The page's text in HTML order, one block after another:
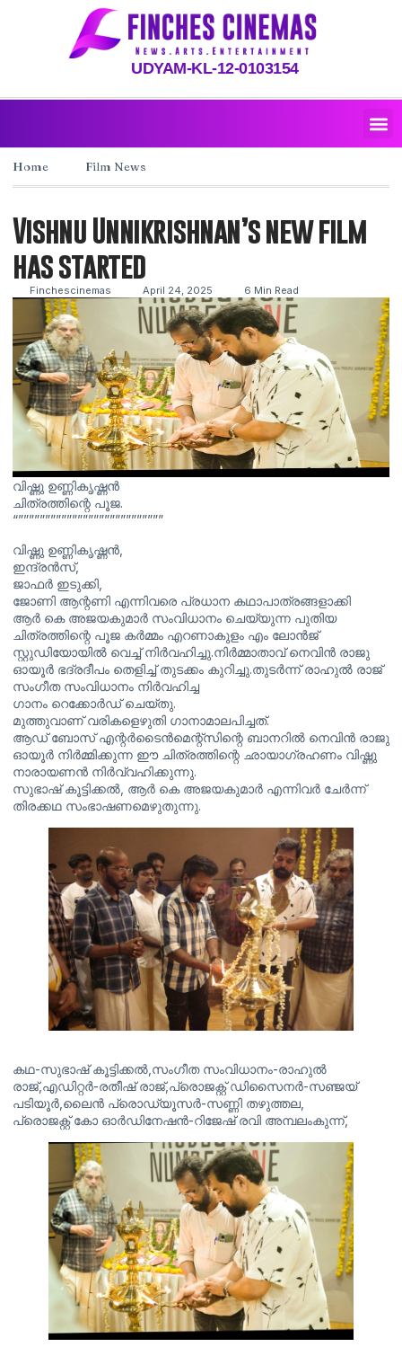
UDYAM-KL-12-0103154
Home Film News
Vishnu Unnikrishnan’s new film
has started
Finchescinemas April 24, 2025 6 Min Read
വിഷ്ണു ഉണ്ണികൃഷ്ണൻ
ചിത്രത്തിന്റെ പൂജ.
“”””””””””””””””””””””””””””
വിഷ്ണു ഉണ്ണികൃഷ്ണൻ,
ഇന്ദ്രൻസ്,
ജാഫർ ഇടുക്കി,
ജോണി ആന്റണി എന്നിവരെ പ്രധാന കഥാപാത്രങ്ങളാക്കി
ആർ കെ അജയകുമാർ സംവിധാനം ചെയ്യുന്ന പുതിയ
ചിത്രത്തിന്റെ പൂജ കർമ്മം എറണാകുളം എം ലോൻജ്
സ്റ്റുഡിയോയിൽ വെച്ച് നിർവഹിച്ചു.നിർമ്മാതാവ് നെവിൻ രാജു
ഓയൂർ ഭദ്രദീപം തെളിച്ച് തുടക്കം കുറിച്ചു.തുടർന്ന് രാഹുൽ രാജ്
സംഗീത സംവിധാനം നിർവഹിച്ച
ഗാനം റെക്കോർഡ് ചെയ്തു.
മുത്തുവാണ് വരികളെഴുതി ഗാനാമാലപിച്ചത്.
ആഡ് ബോസ് എന്റർടൈൻമെന്റ്സിന്റെ ബാനറിൽ നെവിൻ രാജു
ഓയൂർ നിർമ്മിക്കുന്ന ഈ ചിത്രത്തിന്റെ ഛായാഗ്രഹണം വിഷ്ണു
നാരായണൻ നിർവ്വഹിക്കുന്നു.
സുഭാഷ് കൂട്ടിക്കൽ, ആർ കെ അജയകുമാർ എന്നിവർ ചേർന്ന്
തിരക്കഥ സംഭാഷണമെഴുതുന്നു.
കഥ-സുഭാഷ് കൂട്ടിക്കൽ,സംഗീത സംവിധാനം-രാഹുൽ
രാജ്,എഡിറ്റർ-രതീഷ് രാജ്,പ്രൊജക്റ്റ്‌ ഡിസൈനർ-സഞ്ജയ്‌
പടിയൂർ,ലൈൻ പ്രൊഡ്യൂസർ-സണ്ണി തഴുത്തല,
പ്രൊജക്റ്റ്‌ കോ ഓർഡിനേഷൻ-റിജേഷ് രവി അമ്പലംകുന്ന്,